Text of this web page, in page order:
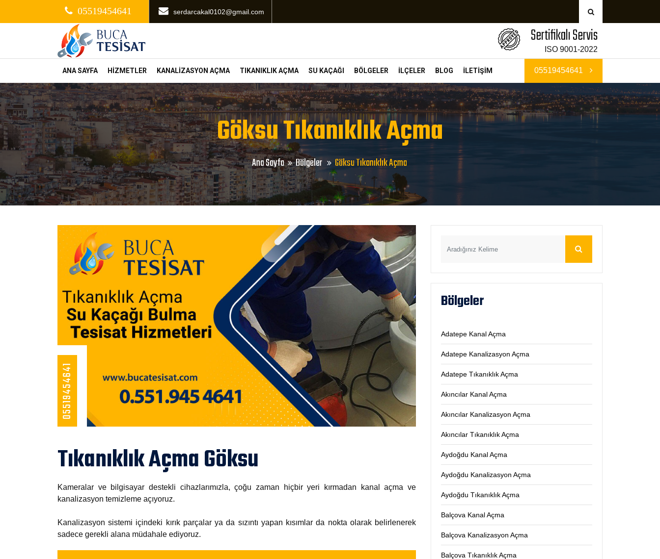
05519454641 serdarcakal0102@gmail.com
Sertifikalı Servis
ISO 9001-2022
ANA SAYFA HİZMETLER KANALİZASYON AÇMA TIKANIKLIK AÇMA SU KAÇAĞI BÖLGELER İLÇELER BLOG İLETİŞİM 05519454641
Göksu Tıkanıklık Açma
Ana Sayfa Bölgeler Göksu Tıkanıklık Açma
05519454641
Tıkanıklık Açma Göksu
Kameralar ve bilgisayar destekli cihazlarımızla, çoğu zaman hiçbir yeri kırmadan kanal açma ve
kanalizasyon temizleme açıyoruz.
Kanalizasyon sistemi içindeki kırık parçalar ya da sızıntı yapan kısımlar da nokta olarak belirlenerek
sadece gerekli alana müdahale ediyoruz.
Bölgeler
Adatepe Kanal Açma
Adatepe Kanalizasyon Açma
Adatepe Tıkanıklık Açma
Akıncılar Kanal Açma
Akıncılar Kanalizasyon Açma
Akıncılar Tıkanıklık Açma
Aydoğdu Kanal Açma
Aydoğdu Kanalizasyon Açma
Aydoğdu Tıkanıklık Açma
Balçova Kanal Açma
Balçova Kanalizasyon Açma
Balçova Tıkanıklık Açma